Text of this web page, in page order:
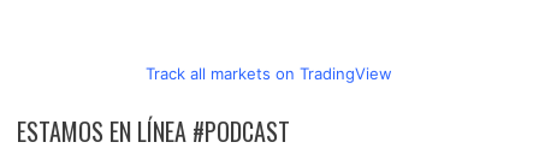
Track all markets on TradingView
ESTAMOS EN LÍNEA #PODCAST